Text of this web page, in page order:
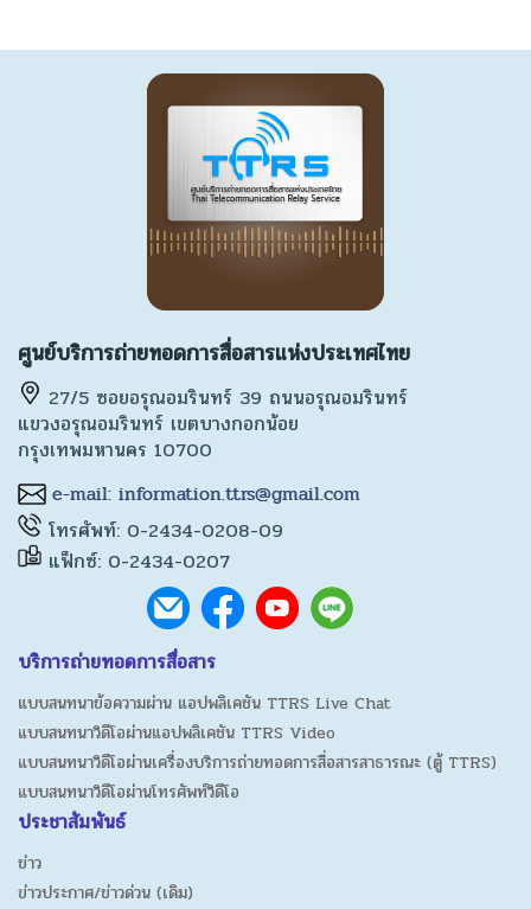
ศูนย์บริการถ่ายทอดการสื่อสารแห่งประเทศไทย
27/5 ซอยอรุณอมรินทร์ 39 ถนนอรุณอมรินทร์
แขวงอรุณอมรินทร์ เขตบางกอกน้อย
กรุงเทพมหานคร 10700
โทรศัพท์: 0-2434-0208-09
แฟ็กซ์: 0-2434-0207
บริการถ่ายทอดการสื่อสาร
แบบสนทนาข้อความผ่าน แอปพลิเคชัน TTRS Live Chat
แบบสนทนาวิดีโอผ่านแอปพลิเคชัน TTRS Video
แบบสนทนาวิดีโอผ่านเครื่องบริการถ่ายทอดการสื่อสารสาธารณะ (ตู้ TTRS)
แบบสนทนาวิดีโอผ่านโทรศัพท์วิดีโอ
ประชาสัมพันธ์
ข่าว
ข่าวประกาศ/ข่าวด่วน (เดิม)